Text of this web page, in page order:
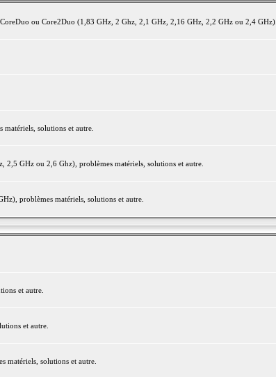
ou Core2Duo (1,83 GHz, 2 Ghz, 2,1 GHz, 2,16 GHz, 2,2 GHz ou 2,4 GHz).
solutions et autre.
GHz ou 2,6 Ghz), problèmes matériels, solutions et autre.
problèmes matériels, solutions et autre.
et autre.
et autre.
matériels, solutions et autre.